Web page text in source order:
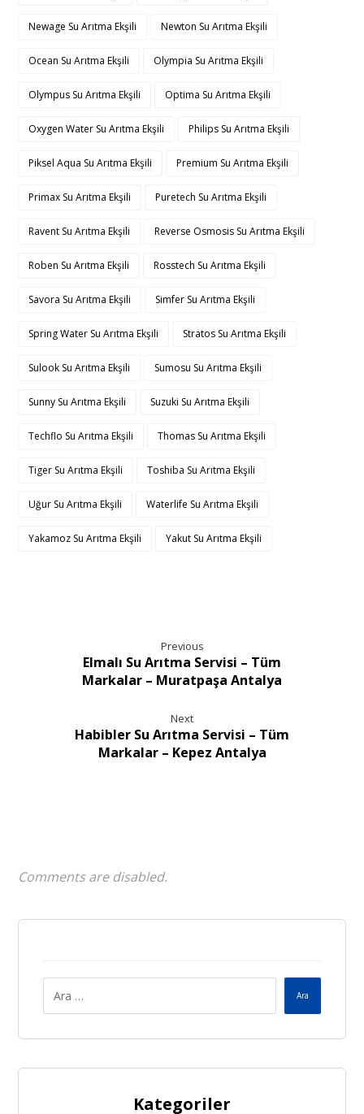
Newage Su Arıtma Ekşili Newton Su Arıtma Ekşili
Ocean Su Arıtma Ekşili Olympia Su Arıtma Ekşili
Olympus Su Arıtma Ekşili Optima Su Arıtma Ekşili
Oxygen Water Su Arıtma Ekşili Philips Su Arıtma Ekşili
Piksel Aqua Su Arıtma Ekşili Premium Su Arıtma Ekşili
Primax Su Arıtma Ekşili Puretech Su Arıtma Ekşili
Ravent Su Arıtma Ekşili Reverse Osmosis Su Arıtma Ekşili
Roben Su Arıtma Ekşili Rosstech Su Arıtma Ekşili
Savora Su Arıtma Ekşili Simfer Su Arıtma Ekşili
Spring Water Su Arıtma Ekşili Stratos Su Arıtma Ekşili
Sulook Su Arıtma Ekşili Sumosu Su Arıtma Ekşili
Sunny Su Arıtma Ekşili Suzuki Su Arıtma Ekşili
Techflo Su Arıtma Ekşili Thomas Su Arıtma Ekşili
Tiger Su Arıtma Ekşili Toshiba Su Arıtma Ekşili
Uğur Su Arıtma Ekşili Waterlife Su Arıtma Ekşili
Yakamoz Su Arıtma Ekşili Yakut Su Arıtma Ekşili
Previous
Elmalı Su Arıtma Servisi – Tüm
Markalar – Muratpaşa Antalya
Next
Habibler Su Arıtma Servisi – Tüm
Markalar – Kepez Antalya
Comments are disabled.
Ara
Kategoriler